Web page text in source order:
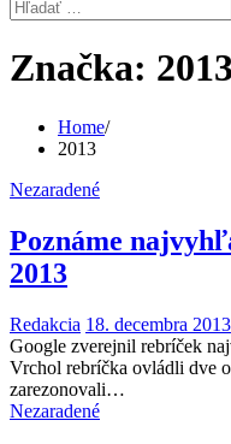
Hľadať:
Značka: 2013
Home
2013
Nezaradené
Poznáme
2013
Redakcia 18. decembra 2013
Google zverejnil rebríček
Vrchol rebríčka ovládli dve
zarezonovali…
Nezaradené